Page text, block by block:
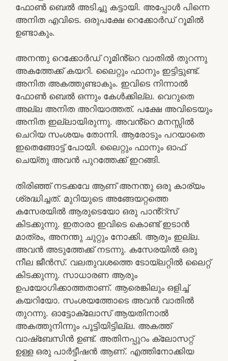
ഫോൺ ബെൽ അടിച്ചു കട്ടായി. അപ്പോൾ പിന്നെ
അനിത എവിടെ. ഒരുപക്ഷേ റെക്കോർഡ് റൂമിൽ
ഉണ്ടാകും.
അനന്തു റെക്കോർഡ് റൂമിൻ്റെ വാതിൽ തുറന്നു
അകത്തേക്ക് കയറി. ലൈറ്റും ഫാനും ഇട്ടിട്ടുണ്ട്.
അനിത അകത്തുണ്ടാകും. ഇവിടെ നിന്നാൽ
ഫോൺ ബെൽ ഒന്നും കേൾക്കില്ല. വെറുതെ
അല്ല അനിത അറിയാത്തത്. പക്ഷേ അവിടെയും
അനിത ഇല്ലായിരുന്നു. അവൻ്റെ മനസ്സിൽ
ചെറിയ സംശയം തോന്നി. ആരോടും പറയാതെ
ഇതെങ്ങോട്ട് പോയി. ലൈറ്റും ഫാനും ഓഫ്
ചെയ്തു അവൻ പുറത്തേക്ക് ഇറങ്ങി.
തിരിഞ്ഞ് നടക്കവേ ആണ് അനന്തു ഒരു കാര്യം
ശ്രദ്ധിച്ചത്. മുറിയുടെ അങ്ങേയറ്റത്തെ
കസേരയിൽ ആരുടെയോ ഒരു പാൻ്റ്സ്
കിടക്കുന്നു. ഇതാരാ ഇവിടെ കൊണ്ട് ഇടാൻ
മാത്രം, അനന്തു ചുറ്റും നോക്കി. ആരും ഇല്ല.
അവൻ അടുത്തേക്ക് നടന്നു. കസേരയിൽ ഒരു
നീല ജീൻസ്. വലതുവശത്തെ ടോയ്‌ലറ്റിൽ ലൈറ്റ്
കിടക്കുന്നു. സാധാരണ ആരും
ഉപയോഗിക്കാത്തതാണ്. ആരെങ്കിലും ഒളിച്ച്
കയറിയോ. സംശയത്തോടെ അവൻ വാതിൽ
തുറന്നു. ഓട്ടോക്ലോസ് ആയതിനാൽ
അകത്തുനിന്നും പൂട്ടിയിട്ടില്ല. അകത്ത്
വാഷ്ബേസിൻ ഉണ്ട്. അതിനപ്പുറം ക്ലോസറ്റ്
ഉള്ള ഒരു പാർട്ടീഷൻ ആണ്. എത്തിനോക്കിയ